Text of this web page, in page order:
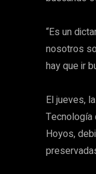
“Es un
nosotros
hay que ir
El jueves,
Tecnología
Hoyos,